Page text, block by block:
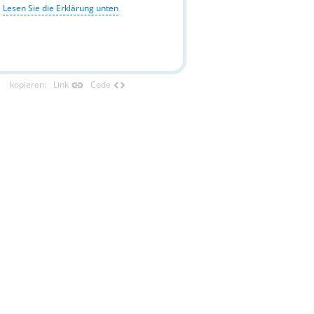
Lesen Sie die Erklärung unten
kopieren: Link link Code code